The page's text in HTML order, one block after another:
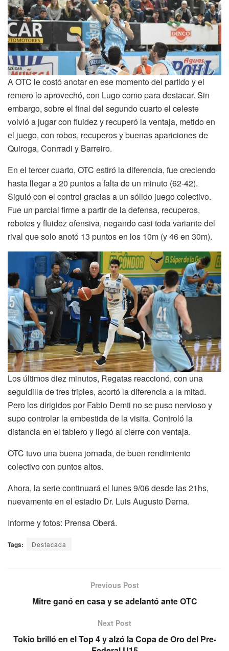
A OTC le costó anotar en ese momento del partido y el
remero lo aprovechó, con Lugo como para destacar. Sin
embargo, sobre el final del segundo cuarto el celeste
volvió a jugar con fluidez y recuperó la ventaja, metido en
el juego, con robos, recuperos y buenas apariciones de
Quiroga, Conrradi y Barreiro.
En el tercer cuarto, OTC estiró la diferencia, fue creciendo
hasta llegar a 20 puntos a falta de un minuto (62-42).
Siguió con el control gracias a un sólido juego colectivo.
Fue un parcial firme a partir de la defensa, recuperos,
rebotes y fluidez ofensiva, negando casi toda variante del
rival que solo anotó 13 puntos en los 10m (y 46 en 30m).
Los últimos diez minutos, Regatas reaccionó, con una
seguidilla de tres triples, acortó la diferencia a la mitad.
Pero los dirigidos por Fabio Demti no se puso nervioso y
supo controlar la embestida de la visita. Controló la
distancia en el tablero y llegó al cierre con ventaja.
OTC tuvo una buena jornada, de buen rendimiento
colectivo con puntos altos.
Ahora, la serie continuará el lunes 9/06 desde las 21hs,
nuevamente en el estadio Dr. Luis Augusto Derna.
Informe y fotos: Prensa Oberá.
Tags: Destacada
Previous Post
Mitre ganó en casa y se adelantó ante OTC
Next Post
Tokio brilló en el Top 4 y alzó la Copa de Oro del Pre-